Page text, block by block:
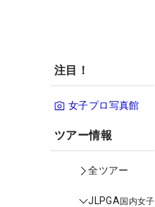
注目！
女子プロ写真館
ツアー情報
全ツアー
JLPGA国内女子